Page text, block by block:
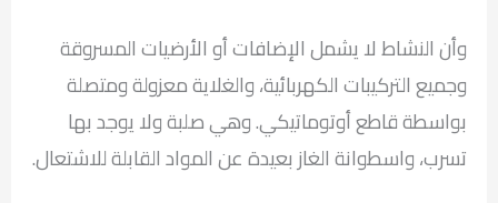
وأن النشاط لا يشمل الإضافات أو الأرضيات المسروقة
وجميع التركيبات الكهربائية، والغلاية معزولة ومتصلة
بواسطة قاطع أوتوماتيكي. وهي صلبة ولا يوجد بها
تسرب، واسطوانة الغاز بعيدة عن المواد القابلة للاشتعال.